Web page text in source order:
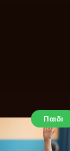
Παιδι